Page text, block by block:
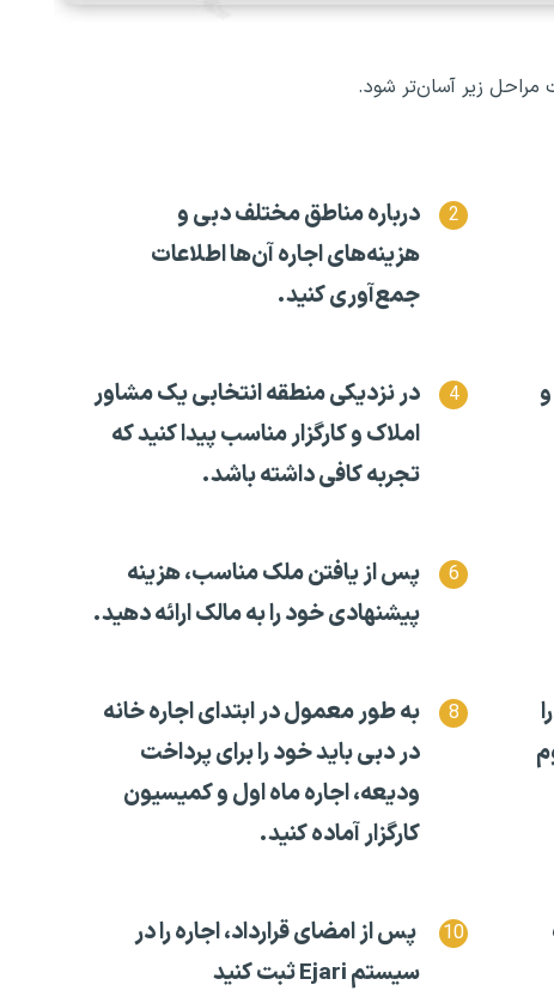
مراحل زیر آسان‌تر شود.
درباره مناطق مختلف دبی و
هزینه‌های اجاره آن‌ها اطلاعات
جمع‌آوری کنید.
در نزدیکی منطقه انتخابی یک مشاور
املاک و کارگزار مناسب پیدا کنید که
تجربه کافی داشته باشد.
پس از یافتن ملک مناسب، هزینه
پیشنهادی خود را به مالک ارائه دهید.
به طور معمول در ابتدای اجاره خانه
در دبی باید خود را برای پرداخت
ودیعه، اجاره ماه اول و کمیسیون
کارگزار آماده کنید.
پس از امضای قرارداد، اجاره را در
سیستم Ejari ثبت کنید